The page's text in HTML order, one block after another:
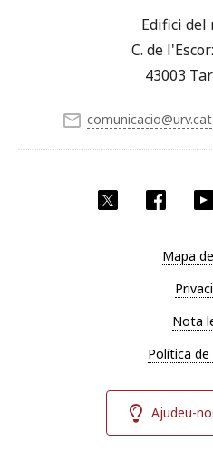
Edifici del
C. de
43003
comunicacio@urv.cat
Mapa
Nota
Política de
Ajudeu-